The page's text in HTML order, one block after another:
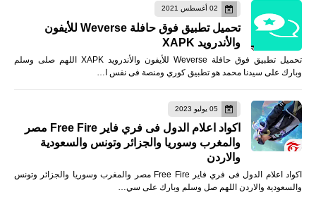
02 أغسطس 2021
تحميل تطبيق فوق حافلة Weverse للأيفون
والأندرويد XAPK
تحميل تطبيق فوق حافلة Weverse للأيفون والأندرويد XAPK اللهم صلى وسلم
وبارك على سيدنا محمد هو تطبيق كوري ومنصة فى نفس ا…
05 يوليو 2023
اكواد اعلام الدول فى فري فاير Free Fire مصر
والمغرب وسوريا والجزائر وتونس والسعودية
والاردن
اكواد اعلام الدول فى فري فاير Free Fire مصر والمغرب وسوريا والجزائر وتونس
والسعودية والاردن اللهم صل وسلم وبارك على سي…